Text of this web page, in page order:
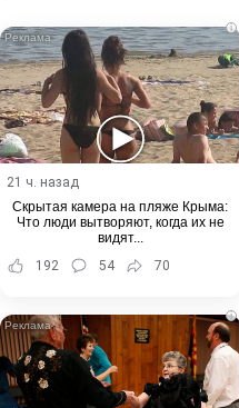
i
21 ч. назад
Скрытая камера на пляже Крыма:
Что люди вытворяют, когда их не
видят...
192
54 70
i